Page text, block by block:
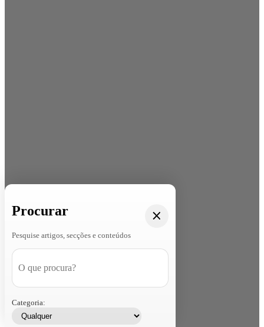
Procurar
Pesquise artigos, secções e conteúdos
Categoria: